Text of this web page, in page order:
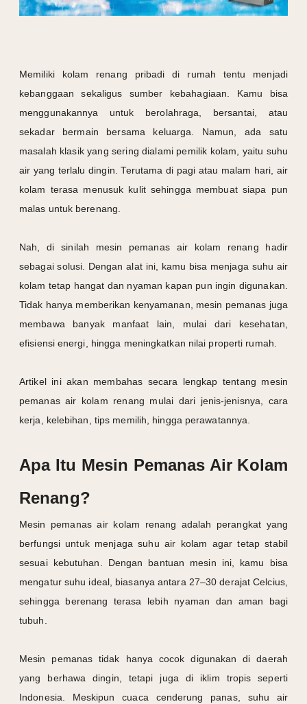
Memiliki kolam renang pribadi di rumah tentu menjadi
kebanggaan sekaligus sumber kebahagiaan. Kamu bisa
menggunakannya untuk berolahraga, bersantai, atau
sekadar bermain bersama keluarga. Namun, ada satu
masalah klasik yang sering dialami pemilik kolam, yaitu suhu
air yang terlalu dingin. Terutama di pagi atau malam hari, air
kolam terasa menusuk kulit sehingga membuat siapa pun
malas untuk berenang.
Nah, di sinilah mesin pemanas air kolam renang hadir
sebagai solusi. Dengan alat ini, kamu bisa menjaga suhu air
kolam tetap hangat dan nyaman kapan pun ingin digunakan.
Tidak hanya memberikan kenyamanan, mesin pemanas juga
membawa banyak manfaat lain, mulai dari kesehatan,
efisiensi energi, hingga meningkatkan nilai properti rumah.
Artikel ini akan membahas secara lengkap tentang mesin
pemanas air kolam renang mulai dari jenis-jenisnya, cara
kerja, kelebihan, tips memilih, hingga perawatannya.
Apa Itu Mesin Pemanas Air Kolam
Renang?
Mesin pemanas air kolam renang adalah perangkat yang
berfungsi untuk menjaga suhu air kolam agar tetap stabil
sesuai kebutuhan. Dengan bantuan mesin ini, kamu bisa
mengatur suhu ideal, biasanya antara 27–30 derajat Celcius,
sehingga berenang terasa lebih nyaman dan aman bagi
tubuh.
Mesin pemanas tidak hanya cocok digunakan di daerah
yang berhawa dingin, tetapi juga di iklim tropis seperti
Indonesia. Meskipun cuaca cenderung panas, suhu air